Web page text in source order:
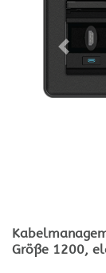
Größe 1200,